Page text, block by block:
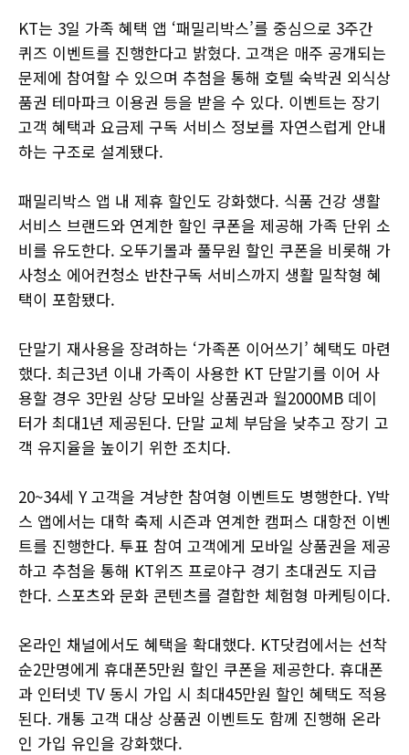
KT는 3일 가족 혜택 앱 ‘패밀리박스’를 중심으로 3주간
퀴즈 이벤트를 진행한다고 밝혔다. 고객은 매주 공개되는
문제에 참여할 수 있으며 추첨을 통해 호텔 숙박권 외식상
품권 테마파크 이용권 등을 받을 수 있다. 이벤트는 장기
고객 혜택과 요금제 구독 서비스 정보를 자연스럽게 안내
하는 구조로 설계됐다.
패밀리박스 앱 내 제휴 할인도 강화했다. 식품 건강 생활
서비스 브랜드와 연계한 할인 쿠폰을 제공해 가족 단위 소
비를 유도한다. 오뚜기몰과 풀무원 할인 쿠폰을 비롯해 가
사청소 에어컨청소 반찬구독 서비스까지 생활 밀착형 혜
택이 포함됐다.
단말기 재사용을 장려하는 ‘가족폰 이어쓰기’ 혜택도 마련
했다. 최근3년 이내 가족이 사용한 KT 단말기를 이어 사
용할 경우 3만원 상당 모바일 상품권과 월2000MB 데이
터가 최대1년 제공된다. 단말 교체 부담을 낮추고 장기 고
객 유지율을 높이기 위한 조치다.
20~34세 Y 고객을 겨냥한 참여형 이벤트도 병행한다. Y박
스 앱에서는 대학 축제 시즌과 연계한 캠퍼스 대항전 이벤
트를 진행한다. 투표 참여 고객에게 모바일 상품권을 제공
하고 추첨을 통해 KT위즈 프로야구 경기 초대권도 지급
한다. 스포츠와 문화 콘텐츠를 결합한 체험형 마케팅이다.
온라인 채널에서도 혜택을 확대했다. KT닷컴에서는 선착
순2만명에게 휴대폰5만원 할인 쿠폰을 제공한다. 휴대폰
과 인터넷 TV 동시 가입 시 최대45만원 할인 혜택도 적용
된다. 개통 고객 대상 상품권 이벤트도 함께 진행해 온라
인 가입 유인을 강화했다.